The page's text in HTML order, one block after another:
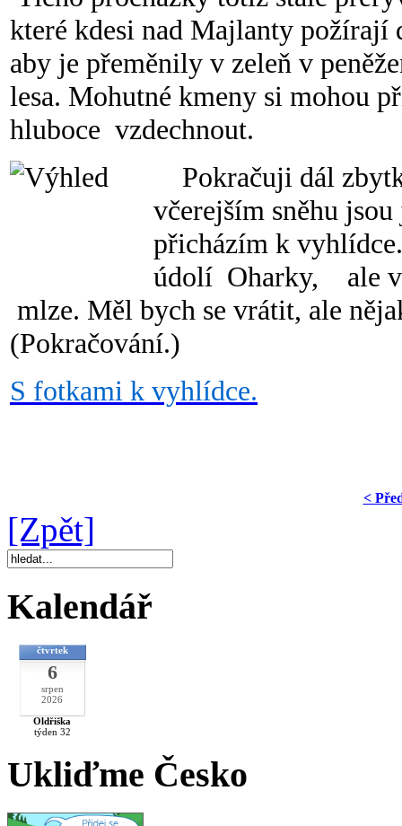
které kdesi nad Majlanty
aby je přeměnily v zeleň v
lesa. Mohutné kmeny si mohou
hluboce vzdechnout.
Pokračuji dál
včerejším sněhu
přicházím k
údolí Oharky, ale
mlze. Měl bych se vrátit, ale
(Pokračování.)
S fotkami k vyhlídce.
<
[Zpět]
Kalendář
čtvrtek
6
srpen
2026
Oldřiška
týden 32
Ukliďme Česko